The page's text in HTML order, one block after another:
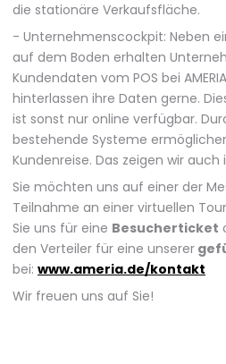
die stationäre Verkaufsfläche.
- Unternehmenscockpit: Neben
auf dem Boden erhalten
Kundendaten vom POS bei
hinterlassen ihre Daten gerne.
ist sonst nur online verfügbar.
bestehende Systeme
Kundenreise. Das zeigen wir
Sie möchten uns auf einer der
Teilnahme an einer virtuellen
Sie uns für eine Besucherticket
den Verteiler für eine unserer
bei: www.ameria.de/kontakt
Wir freuen uns auf Sie!